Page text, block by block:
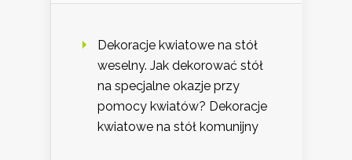
Dekoracje kwiatowe na stół
weselny. Jak dekorować stół
na specjalne okazje przy
pomocy kwiatów? Dekoracje
kwiatowe na stół komunijny